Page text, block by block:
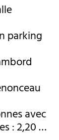
parking
avec
: 2,20 m